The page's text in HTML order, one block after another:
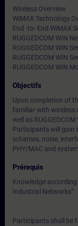
Wireless Overview
WiMAX Technology
End -to- End WiMAX
RUGGEDCOM WIN
RUGGEDCOM WIN
RUGGEDCOM WIN
RUGGEDCOM WIN
Objectifs
Upon completion of
familiar with wireless
well as
Participants will gain
schemes, noise,
PHY/MAC and
Prérequis
Knowledge
Industrial Networks":
Participants shall be